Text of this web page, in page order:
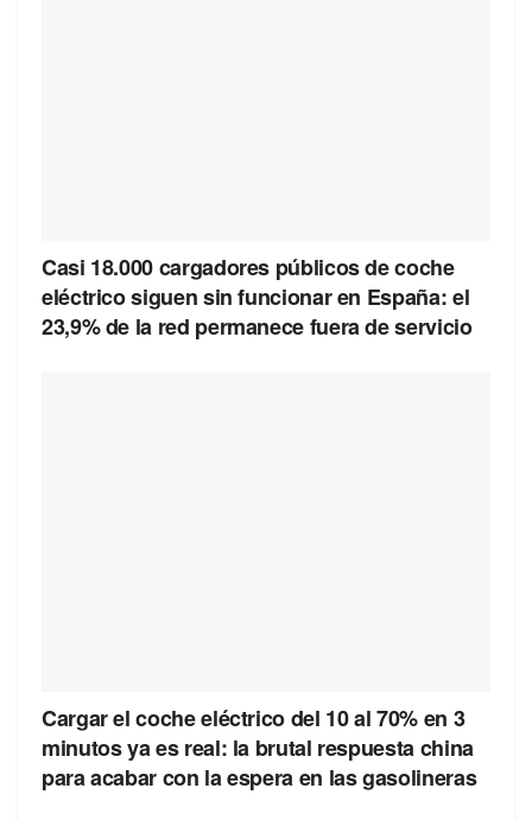
Casi 18.000 cargadores públicos de coche
eléctrico siguen sin funcionar en España: el
23,9% de la red permanece fuera de servicio
Cargar el coche eléctrico del 10 al 70% en 3
minutos ya es real: la brutal respuesta china
para acabar con la espera en las gasolineras